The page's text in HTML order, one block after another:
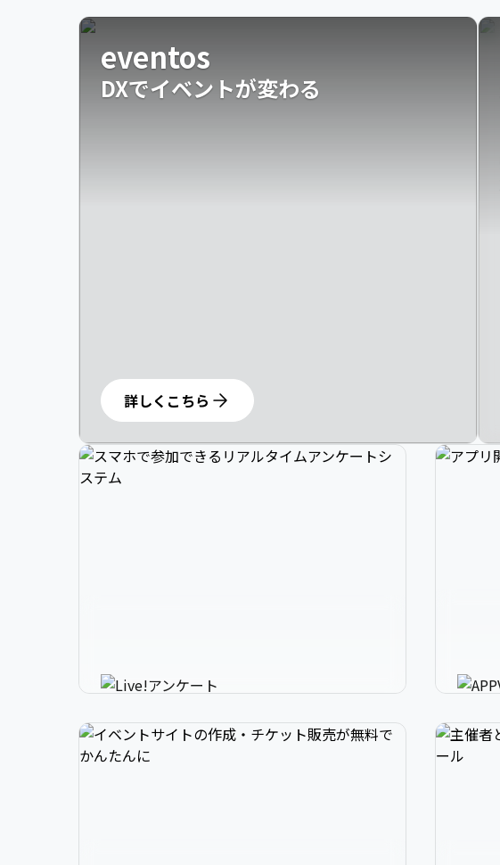
eventos
DXでイベントが変わる
詳しくこちら
3 1 2